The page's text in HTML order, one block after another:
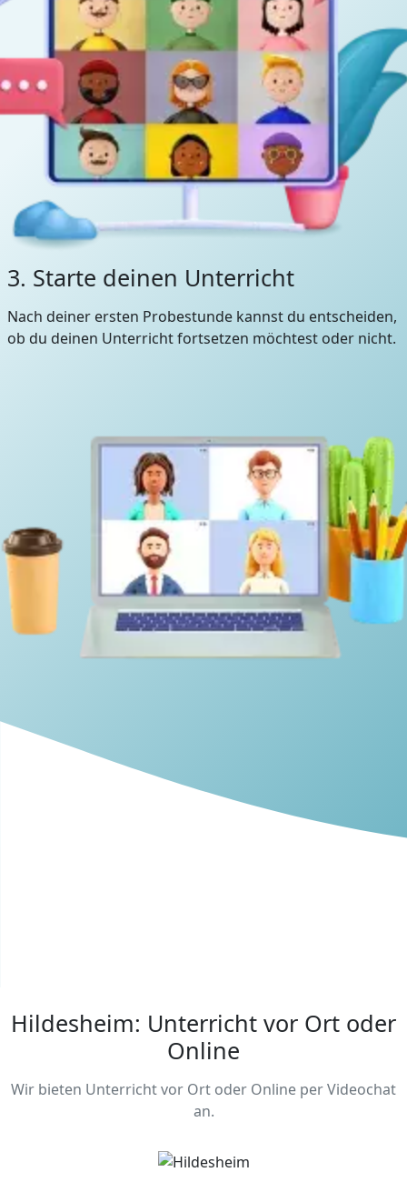
3. Starte deinen Unterricht
Nach deiner ersten Probestunde kannst du entscheiden,
ob du deinen Unterricht fortsetzen möchtest oder nicht.
Hildesheim: Unterricht vor Ort oder
Online
Wir bieten Unterricht vor Ort oder Online per Videochat
an.